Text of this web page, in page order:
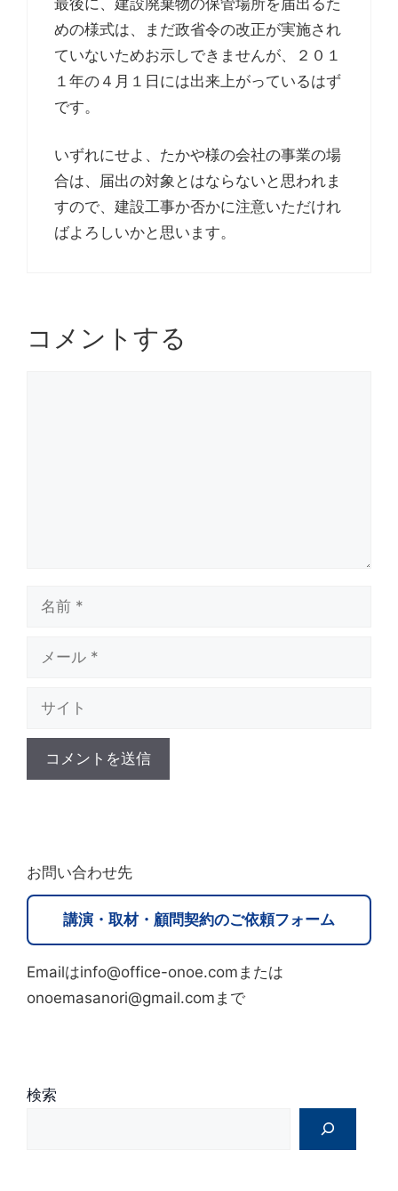
めの様式は、まだ政省令の改正が実施され
ていないためお示しできませんが、２０１
１年の４月１日には出来上がっているはず
です。
いずれにせよ、たかや様の会社の事業の場
合は、届出の対象とはならないと思われま
すので、建設工事か否かに注意いただけれ
ばよろしいかと思います。
コメントする
e
r
t
i
:
お問い合わせ先
講演・取材・顧問契約のご依頼フォーム
Emailはinfo@office-onoe.comまたは
onoemasanori@gmail.comまで
検索